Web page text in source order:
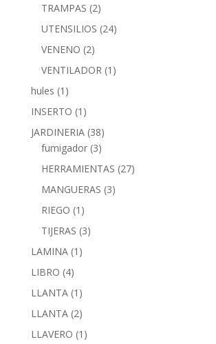
TRAMPAS (2)
UTENSILIOS (24)
VENENO (2)
VENTILADOR (1)
hules (1)
INSERTO (1)
JARDINERIA (38)
fumigador (3)
HERRAMIENTAS (27)
MANGUERAS (3)
RIEGO (1)
TIJERAS (3)
LAMINA (1)
LIBRO (4)
LLANTA (1)
LLANTA (2)
LLAVERO (1)